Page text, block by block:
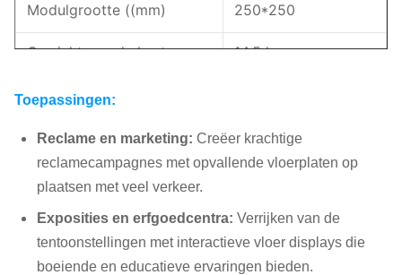
Modulgrootte ((mm) 250*250
Gewicht van de kast 14.5 kg
Materiaal van de kasten
Vermogen om te bewegen 1.5-2.5T
Helderheid
Max/Gemiddeld vermogen
((m2)
800/280w
Toepassingen:
Reclame en marketing: Creëer krachtige
reclamecampagnes met opvallende vloerplaten op
plaatsen met veel verkeer.
Exposities en erfgoedcentra: Verrijken van de
tentoonstellingen met interactieve vloer displays die
boeiende en educatieve ervaringen bieden.